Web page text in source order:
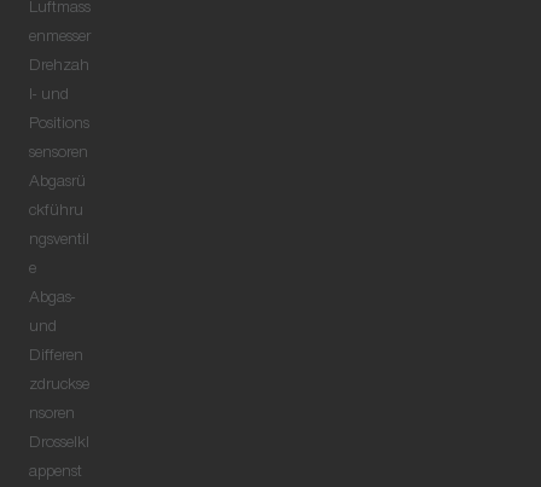
Luftmass
enmesser
Drehzah
l- und
Positions
sensoren
Abgasrü
ckführu
ngsventil
e
Abgas-
und
Differen
zdruckse
nsoren
Drosselkl
appenst